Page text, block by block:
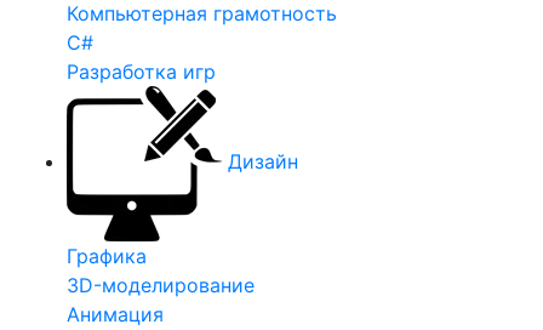
Компьютерная грамотность
C#
Разработка игр
Дизайн
Графика
3D-моделирование
Анимация